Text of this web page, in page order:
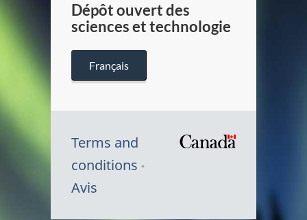
Dépôt ouvert des
sciences et technologie
Français
Terms and
conditions
Avis